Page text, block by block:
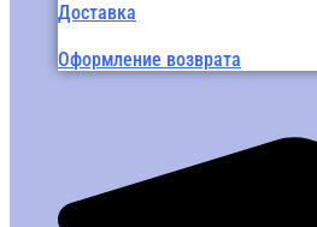
Доставка
Оформление возврата